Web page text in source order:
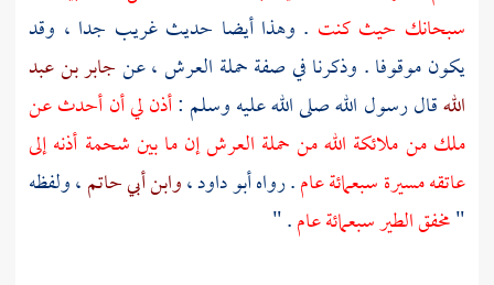
سبحانك حيث كنت . وهذا أيضا حديث غريب جدا ، وقد
يكون موقوفا . وذكرنا في صفة حملة العرش ، عنجابر بن عبد
اللهقال رسول الله صلى الله عليه وسلم :أذن لي أن أحدث عن
ملك من ملائكة الله من حملة العرش إن ما بين شحمة أذنه إلى
عاتقه مسيرة سبعمائة عام. رواهأبو داود،وابن أبي حاتم، ولفظه
"مخفق الطير سبعمائة عام. "